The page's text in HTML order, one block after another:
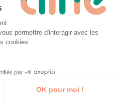
permettre d'interagir avec les
cookies
par
OK pour moi !